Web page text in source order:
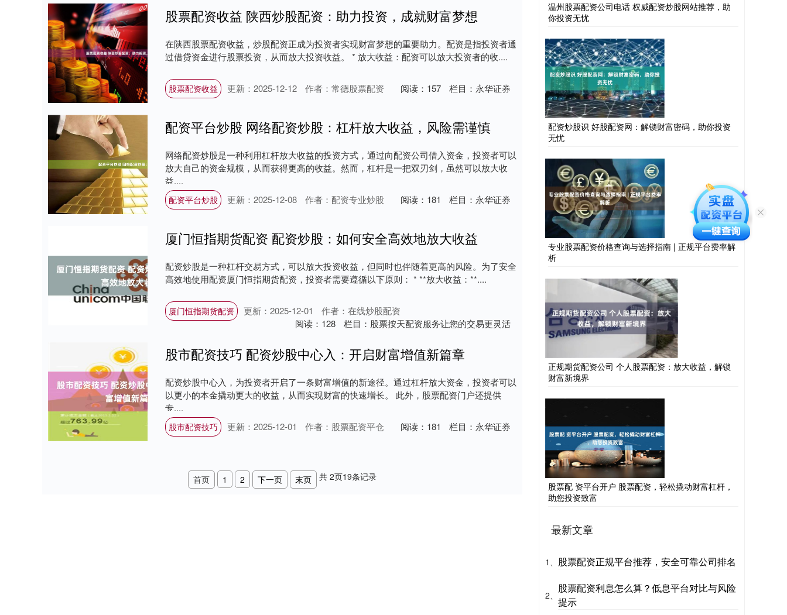
股票配资收益 陕西炒股配资：助力投资，成就财富梦想
在陕西股票配资收益，炒股配资正成为投资者实现财富梦想的重要助力。配资是指投资者通
过借贷资金进行股票投资，从而放大投资收益。 * 放大收益：配资可以放大投资者的收....
股票配资收益 更新：2025-12-12 作者：常德股票配资 阅读： 157 栏目： 永华证券
配资平台炒股 网络配资炒股：杠杆放大收益，风险需谨慎
网络配资炒股是一种利用杠杆放大收益的投资方式，通过向配资公司借入资金，投资者可以
放大自己的资金规模，从而获得更高的收益。然而，杠杆是一把双刃剑，虽然可以放大收
益....
配资平台炒股 更新：2025-12-08 作者：配资专业炒股 阅读： 181 栏目： 永华证券
厦门恒指期货配资 配资炒股：如何安全高效地放大收益
配资炒股是一种杠杆交易方式，可以放大投资收益，但同时也伴随着更高的风险。为了安全
高效地使用配资厦门恒指期货配资，投资者需要遵循以下原则： * **放大收益：**....
厦门恒指期货配资 更新：2025-12-01
作者：在线炒股配资
阅读： 128 栏目： 股票按天配资服务让您的交易更灵活
股市配资技巧 配资炒股中心入：开启财富增值新篇章
配资炒股中心入，为投资者开启了一条财富增值的新途径。通过杠杆放大资金，投资者可以
以更小的本金撬动更大的收益，从而实现财富的快速增长。 此外，股票配资门户还提供
专....
股市配资技巧 更新：2025-12-01 作者：股票配资平仓 阅读： 181 栏目： 永华证券
首页 1 2 下一页 末页 共 2页19条记录
温州股票配资公司电话 权威配资炒股网站推荐，助
你投资无忧
配资炒股识 好股配资网：解锁财富密码，助你投资
无忧
专业股票配资价格查询与选择指南 | 正规平台费率解
析
正规期货配资公司 个人股票配资：放大收益，解锁
财富新境界
股票配 资平台开户 股票配资，轻松撬动财富杠杆，
助您投资致富
最新文章
1、 股票配资正规平台推荐，安全可靠公司排名
2、
股票配资利息怎么算？低息平台对比与风险
提示